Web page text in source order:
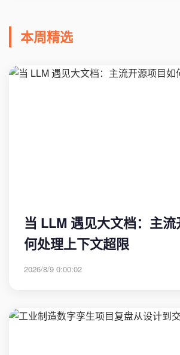
本周精选
当 LLM 遇见大文档：主
何处理上下文超限
2026/8/9 0:00:02